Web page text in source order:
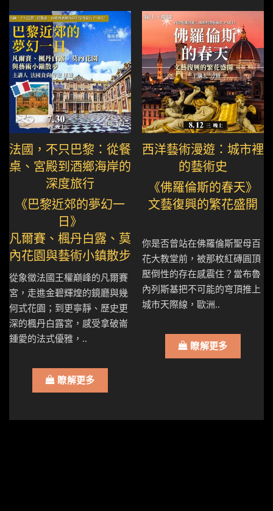
法國，不只巴黎：從餐
桌、宮殿到酒鄉海岸的
深度旅行
《巴黎近郊的夢幻一
日》
凡爾賽、楓丹白露、莫
內花園與藝術小鎮散步
從象徵法國王權巔峰的凡爾賽
宮，走進金碧輝煌的鏡廳與幾
何式花園；到更寧靜、歷史更
深的楓丹白露宮，感受拿破崙
鍾愛的法式優雅，..
瞭解更多
西洋藝術漫遊：城市裡
的藝術史
《佛羅倫斯的春天》
文藝復興的繁花盛開
你是否曾站在佛羅倫斯聖母百
花大教堂前，被那枚紅磚圓頂
壓倒性的存在感震住？當布魯
內列斯基把不可能的穹頂推上
城市天際線，歐洲..
瞭解更多